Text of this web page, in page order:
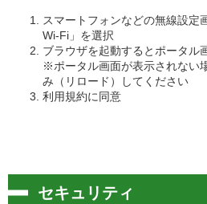
スマートフォンなどの無線設定
Wi-Fi」を選択
ブラウザを起動するとポータル
※ポータル画面が表示されない
み（リロード）してください
利用規約に同意
セキュリティ